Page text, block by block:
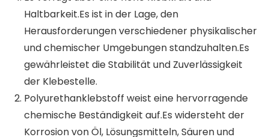
Haltbarkeit.Es ist in der Lage, den
Herausforderungen verschiedener physikalischer
und chemischer Umgebungen standzuhalten.Es
gewährleistet die Stabilität und Zuverlässigkeit
der Klebestelle.
Polyurethanklebstoff weist eine hervorragende
chemische Beständigkeit auf.Es widersteht der
Korrosion von Öl, Lösungsmitteln, Säuren und